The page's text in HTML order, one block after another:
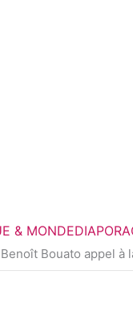
& MONDEDIAPORA
Bouato appel à